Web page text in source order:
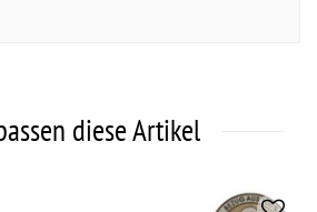
diese Artikel